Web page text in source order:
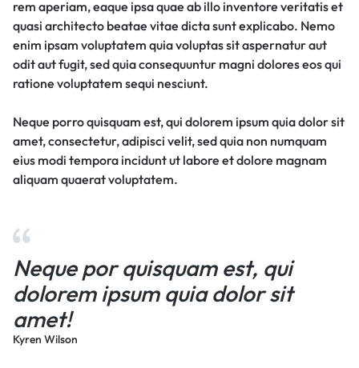
rem aperiam, eaque ipsa quae ab illo inventore veritatis et
quasi architecto beatae vitae dicta sunt explicabo. Nemo
enim ipsam voluptatem quia voluptas sit aspernatur aut
odit aut fugit, sed quia consequuntur magni dolores eos qui
ratione voluptatem sequi nesciunt.
Neque porro quisquam est, qui dolorem ipsum quia dolor sit
amet, consectetur, adipisci velit, sed quia non numquam
eius modi tempora incidunt ut labore et dolore magnam
aliquam quaerat voluptatem.
Neque por quisquam est, qui
dolorem ipsum quia dolor sit
amet!
Kyren Wilson